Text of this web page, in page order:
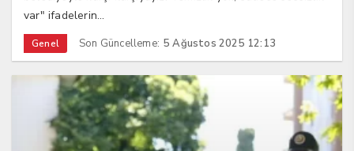
var" ifadelerin...
Genel Son Güncelleme: 5 Ağustos 2025 12:13